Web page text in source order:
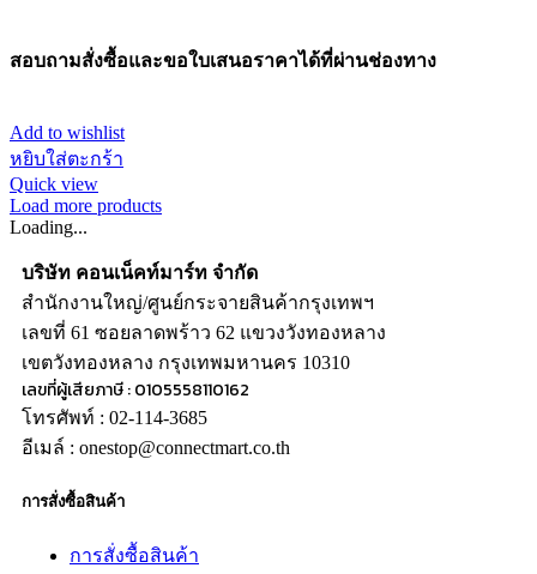
สอบถามสั่งซื้อและขอใบเสนอราคาได้ที่ผ่านช่องทาง
Add to wishlist
หยิบใส่ตะกร้า
Quick view
Load more products
Loading...
บริษัท คอนเน็คท์มาร์ท จำกัด
สำนักงานใหญ่/ศูนย์กระจายสินค้ากรุงเทพฯ
เลขที่ 61 ซอยลาดพร้าว 62 แขวงวังทองหลาง
เขตวังทองหลาง กรุงเทพมหานคร 10310
เลขที่ผู้เสียภาษี : 0105558110162
โทรศัพท์ : 02-114-3685
อีเมล์ : onestop@connectmart.co.th
การสั่งซื้อสินค้า
การสั่งซื้อสินค้า